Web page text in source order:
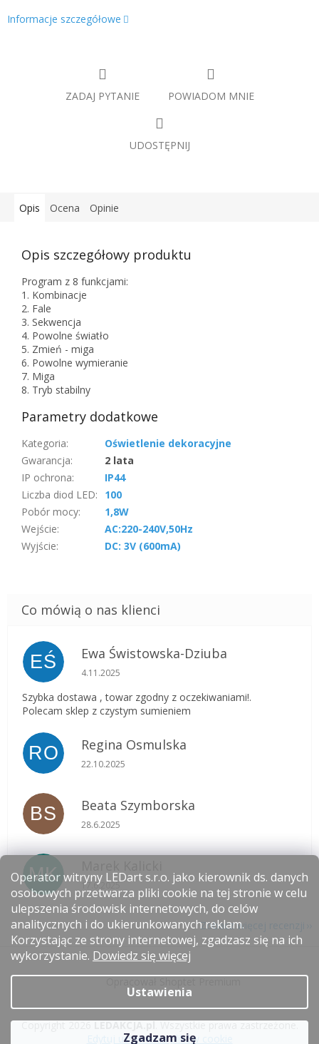
Operator witryny LEDart s.r.o. jako kierownik ds. danych
osobowych przetwarza pliki cookie na tej stronie w celu
ulepszenia środowisk internetowych, do celów
analitycznych i do ukierunkowanych reklam.
Korzystając ze strony internetowej, zgadzasz się na ich
wykorzystanie. Dowiedz się więcej
Ustawienia
Zgadzam się
Informacje szczegółowe
ZADAJ PYTANIE POWIADOM MNIE
UDOSTĘPNIJ
Opis Ocena Opinie
Opis szczegółowy produktu
Program z 8 funkcjami:
1. Kombinacje
2. Fale
3. Sekwencja
4. Powolne światło
5. Zmień - miga
6. Powolne wymieranie
7. Miga
8. Tryb stabilny
Parametry dodatkowe
Kategoria:
Oświetlenie dekoracyjne
Gwarancja:
2 lata
IP ochrona:
IP44
Liczba diod LED:
100
Pobór mocy:
1,8W
Wejście:
AC:220-240V,50Hz
Wyjście: DC: 3V (600mA)
EŚ Ewa Świstowska-Dziuba
Ocena sklepu to 5 na 5 gwiazdek.
4.11.2025
Szybka dostawa , towar zgodny z oczekiwaniami!.
Polecam sklep z czystym sumieniem
RO Regina Osmulska
Ocena sklepu to 5 na 5 gwiazdek.
22.10.2025
BS Beata Szymborska
Ocena sklepu to 5 na 5 gwiazdek.
28.6.2025
MK Ocena sklepu to 5 na 5 gwiazdek.
17.6.2025
Zobacz więcej recenzji
Copyright 2026LEDAKCJA.pl. Wszystkie prawa zastrzeżone.
Edytuj ustawienia plików cookie